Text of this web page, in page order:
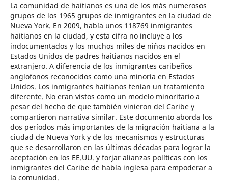
La comunidad de haitianos es una de los más numerosos
grupos de los 1965 grupos de inmigrantes en la ciudad de
Nueva York. En 2009, había unos 118769 inmigrantes
haitianos en la ciudad, y esta cifra no incluye a los
indocumentados y los muchos miles de niños nacidos en
Estados Unidos de padres haitianos nacidos en el
extranjero. A diferencia de los inmigrantes caribeños
anglofonos reconocidos como una minoría en Estados
Unidos. Los inmigrantes haitianos tenían un tratamiento
diferente. No eran vistos como un modelo minoritario a
pesar del hecho de que también vinieron del Caribe y
compartieron narrativa similar. Este documento aborda los
dos períodos más importantes de la migración haitiana a la
ciudad de Nueva York y de los mecanismos y estructuras
que se desarrollaron en las últimas décadas para lograr la
aceptación en los EE.UU. y forjar alianzas políticas con los
inmigrantes del Caribe de habla inglesa para empoderar a
la comunidad.